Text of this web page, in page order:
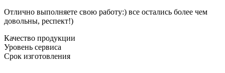
Отлично выполняете свою работу:) все остались более чем
довольны, респект!)
Качество продукции
Уровень сервиса
Срок изготовления